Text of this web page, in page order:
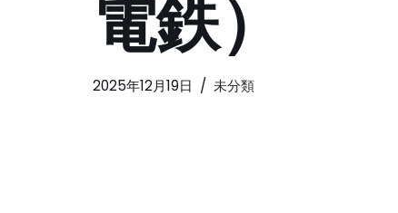
電鉄）
2025年12月19日 未分類